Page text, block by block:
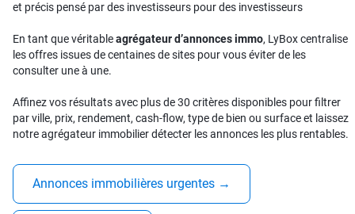
et précis pensé par des investisseurs pour des investisseurs
En tant que véritableagrégateur d’annonces immo, LyBox centralise
les offres issues de centaines de sites pour vous éviter de les
consulter une à une.
Affinez vos résultats avec plus de 30 critères disponibles pour filtrer
par ville, prix, rendement, cash-flow, type de bien ou surface et laissez
notre agrégateur immobilier détecter les annonces les plus rentables.
Annonces immobilières urgentes →